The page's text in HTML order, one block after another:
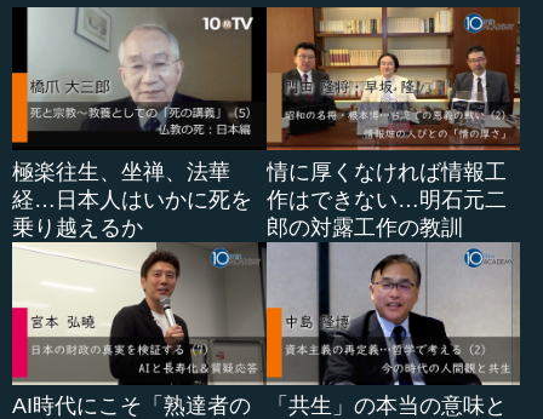
極楽往生、坐禅、法華
経…日本人はいかに死を
乗り越えるか
情に厚くなければ情報工
作はできない…明石元二
郎の対露工作の教訓
AI時代にこそ「熟達者の
「共生」の本当の意味と